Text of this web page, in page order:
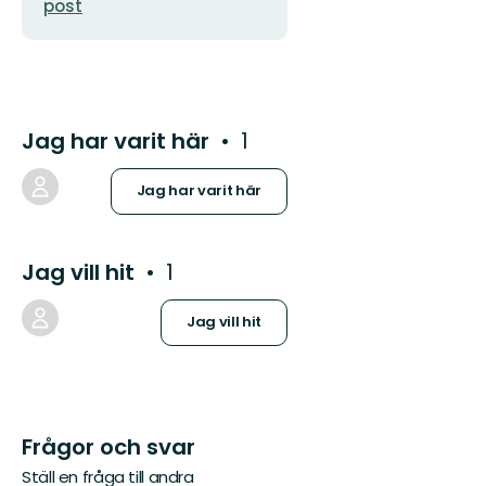
post
Jag har varit här 1
Jag har varit här
Jag vill hit 1
Jag vill hit
Frågor och svar
Ställ en fråga till andra